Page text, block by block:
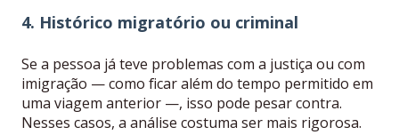
4. Histórico migratório ou criminal
Se a pessoa já teve problemas com a justiça ou com
imigração — como ficar além do tempo permitido em
uma viagem anterior —, isso pode pesar contra.
Nesses casos, a análise costuma ser mais rigorosa.